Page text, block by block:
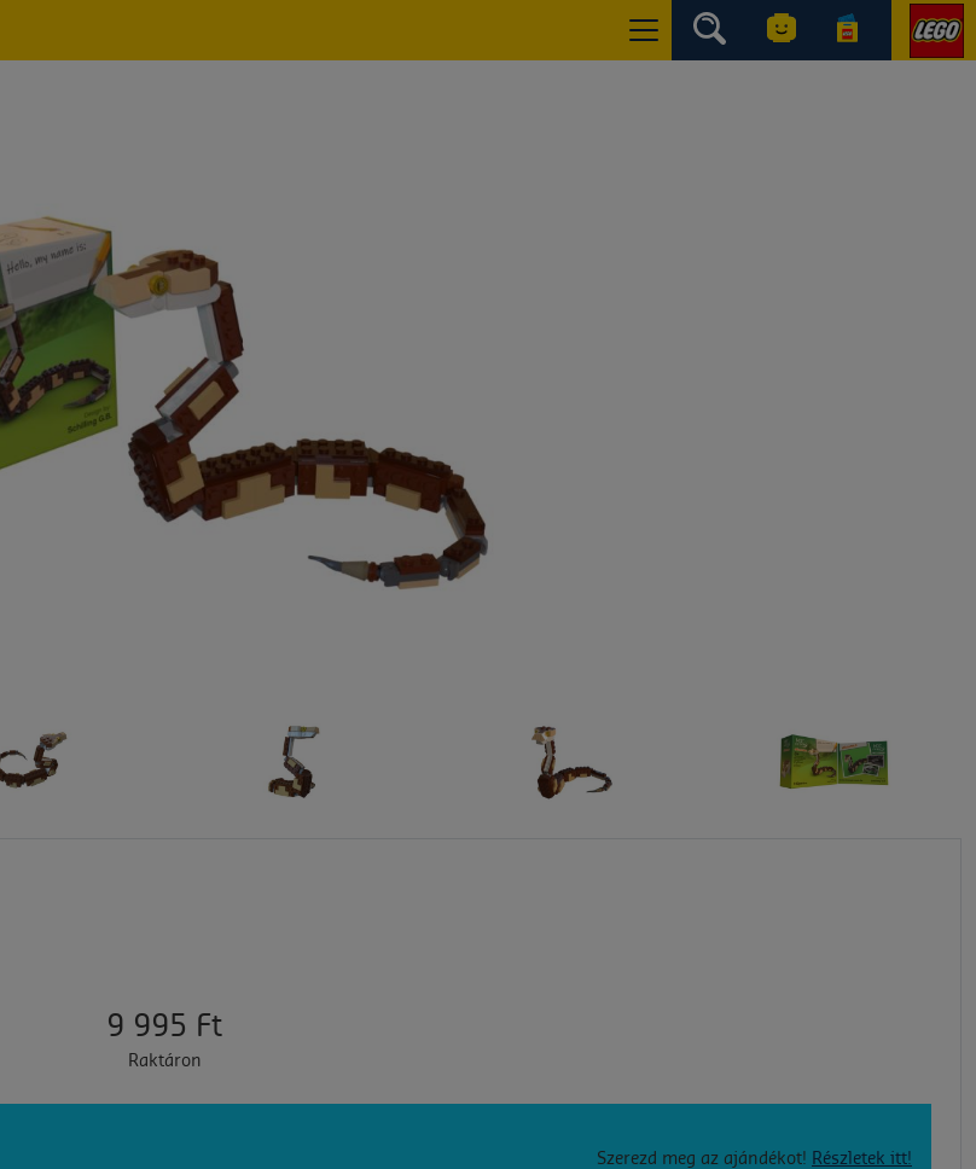
9 995 Ft
Raktáron
Szerezd meg az ajándékot! Részletek itt!